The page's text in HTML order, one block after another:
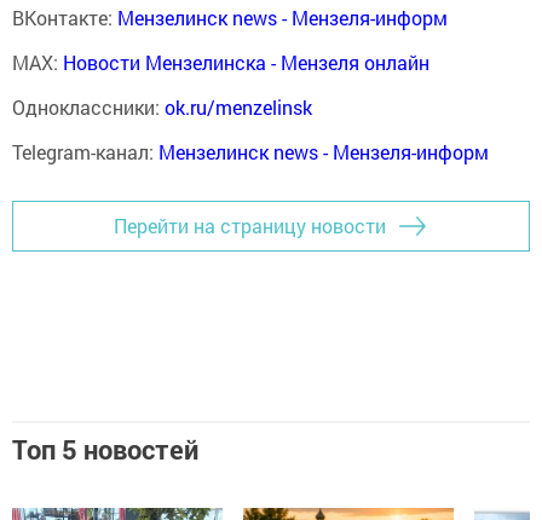
ВКонтакте: Мензелинск news - Мензеля-информ
MAX: Новости Мензелинска - Мензеля онлайн
Одноклассники: ok.ru/menzelinsk
Telegram-канал: Мензелинск news - Мензеля-информ
Перейти на страницу новости
Топ 5 новостей